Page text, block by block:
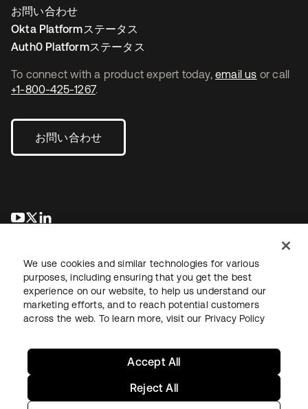
To connect with a product expert today, email us or call
+1-800-425-1267.
お問い合わせ
新しいタブで開く
新しいタブで開く
お問い合わせ
Okta Platformステータス
Auth0 Platformステータス
法務プライバシーポリシーサイト利用規約セキュリティ
We use cookies and similar technologies for various
purposes, including ensuring that you get the best
experience on our website, to help us understand our
marketing efforts, and to reach potential customers
across the web. To learn more, visit our Privacy Policy
Reject All
Accept All